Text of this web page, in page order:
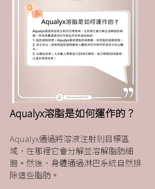
Aqualyx溶脂是如何運作的？​
Aqualyx通過將溶液注射到目標區
域，在那裡它會分解並溶解脂肪細
胞。然後，身體通過淋巴系統自然排
除這些脂肪。